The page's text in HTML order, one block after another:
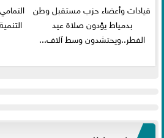
قيادات وأعضاء حزب مستقبل وطن
بدمياط يؤدون صلاة عيد
الفطر..ويحتشدون وسط آلاف...